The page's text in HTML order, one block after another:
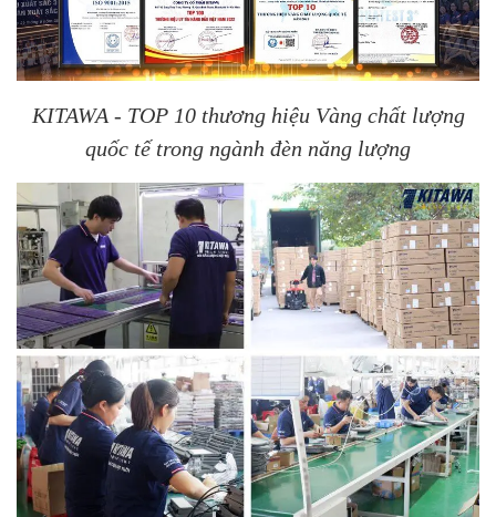
KITAWA - TOP 10 thương hiệu Vàng chất lượng
quốc tế trong ngành đèn năng lượng